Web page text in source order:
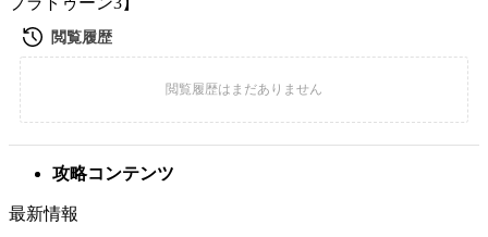
攻略コンテンツ
最新情報